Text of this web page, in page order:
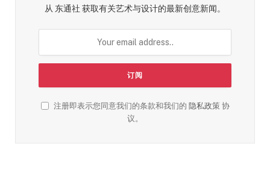
从 东通社 获取有关艺术与设计的最新创意新闻。
注册即表示您同意我们的条款和我们的 隐私政策协
议。